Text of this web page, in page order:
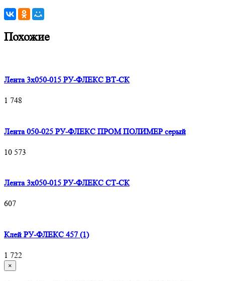
Похожие
Лента 3х050-015 РУ-ФЛЕКС ВТ-СК
1 748
Лента 050-025 РУ-ФЛЕКС ПРОМ ПОЛИМЕР серый
10 573
Лента 3х050-015 РУ-ФЛЕКС СТ-СК
607
Клей РУ-ФЛЕКС 457 (1)
1 722
×